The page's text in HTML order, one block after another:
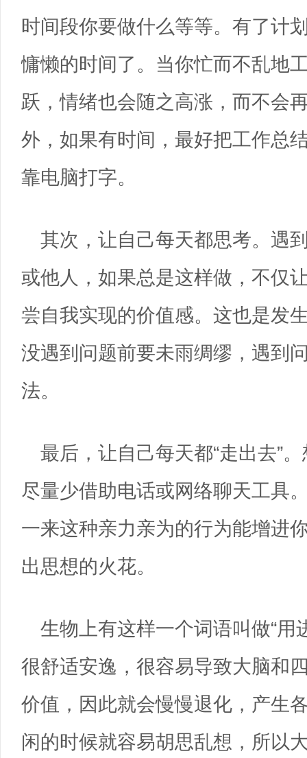
时间段你要做什么等等。有了计
慵懒的时间了。当你忙而不乱地
跃，情绪也会随之高涨，而不会
外，如果有时间，最好把工作总
靠电脑打字。
其次，让自己每天都思考。遇
或他人，如果总是这样做，不仅
尝自我实现的价值感。这也是发
没遇到问题前要未雨绸缪，遇到
法。
最后，让自己每天都“走出去”
尽量少借助电话或网络聊天工具
一来这种亲力亲为的行为能增进
出思想的火花。
生物上有这样一个词语叫做“用
很舒适安逸，很容易导致大脑和
价值，因此就会慢慢退化，产生
闲的时候就容易胡思乱想，所以